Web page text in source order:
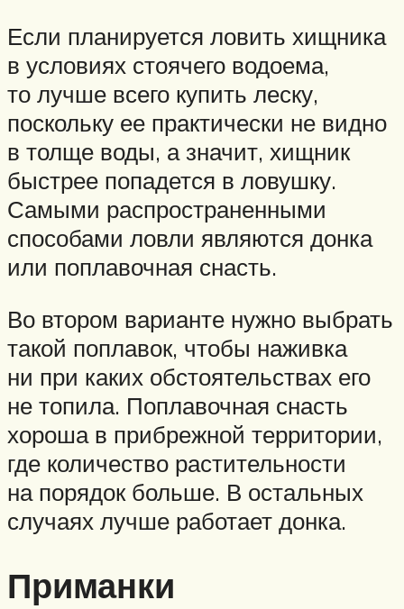
Если планируется ловить хищника
в условиях стоячего водоема,
то лучше всего купить леску,
поскольку ее практически не видно
в толще воды, а значит, хищник
быстрее попадется в ловушку.
Самыми распространенными
способами ловли являются донка
или поплавочная снасть.
Во втором варианте нужно выбрать
такой поплавок, чтобы наживка
ни при каких обстоятельствах его
не топила. Поплавочная снасть
хороша в прибрежной территории,
где количество растительности
на порядок больше. В остальных
случаях лучше работает донка.
Приманки